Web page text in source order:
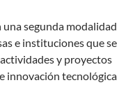
segunda modalidad
e instituciones que se
y proyectos
innovación tecnológica